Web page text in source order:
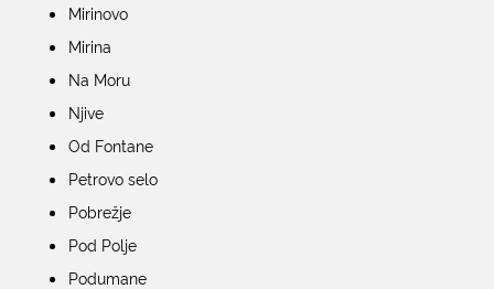
Mirinovo
Mirina
Na Moru
Njive
Od Fontane
Petrovo selo
Pobrežje
Pod Polje
Podumane